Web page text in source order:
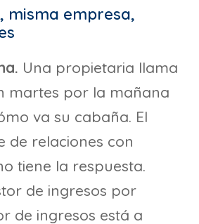
misma empresa,
Una propietaria llama
martes por la mañana
va su cabaña. El
de relaciones con
tiene la respuesta.
de ingresos por
de ingresos está a